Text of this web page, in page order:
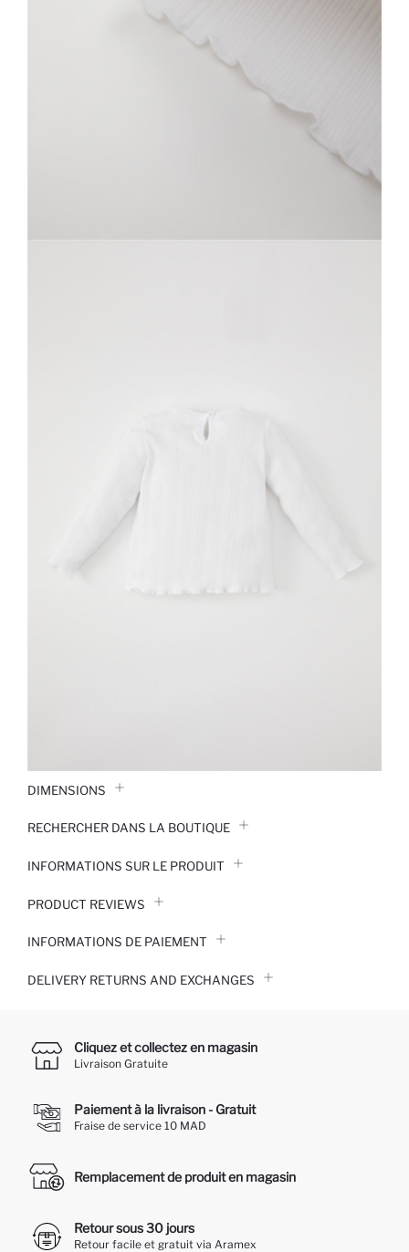
DIMENSIONS
RECHERCHER DANS LA BOUTIQUE
INFORMATIONS SUR LE PRODUIT
PRODUCT REVIEWS
INFORMATIONS DE PAIEMENT
DELIVERY RETURNS AND EXCHANGES
Cliquez et collectez en magasin
Livraison Gratuite
Paiement à la livraison - Gratuit
Fraise de service 10 MAD
Remplacement de produit en magasin
Retour sous 30 jours
Retour facile et gratuit via Aramex